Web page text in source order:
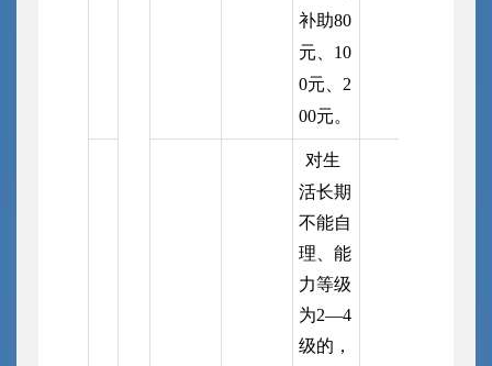
补助80
元、10
0元、2
00元。
对生
活长期
不能自
理、能
力等级
为2—4
级的，